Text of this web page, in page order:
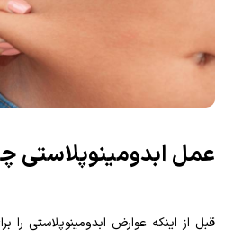
عمل
قبل از اینکه عوارض ابدومینوپلاستی را